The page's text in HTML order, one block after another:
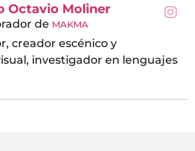
Octavio Moliner
de MAKMA
creador escénico y
investigador en lenguajes